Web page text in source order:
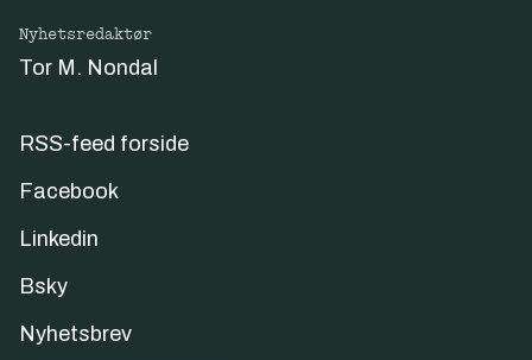
Nyhetsredaktør
Tor M. Nondal
RSS-feed forside
Facebook
Linkedin
Bsky
Nyhetsbrev